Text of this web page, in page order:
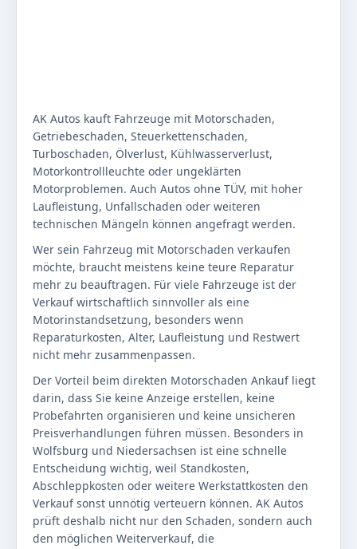
AK Autos kauft Fahrzeuge mit Motorschaden,
Getriebeschaden, Steuerkettenschaden,
Turboschaden, Ölverlust, Kühlwasserverlust,
Motorkontrollleuchte oder ungeklärten
Motorproblemen. Auch Autos ohne TÜV, mit hoher
Laufleistung, Unfallschaden oder weiteren
technischen Mängeln können angefragt werden.
Wer sein Fahrzeug mit Motorschaden verkaufen
möchte, braucht meistens keine teure Reparatur
mehr zu beauftragen. Für viele Fahrzeuge ist der
Verkauf wirtschaftlich sinnvoller als eine
Motorinstandsetzung, besonders wenn
Reparaturkosten, Alter, Laufleistung und Restwert
nicht mehr zusammenpassen.
Der Vorteil beim direkten Motorschaden Ankauf liegt
darin, dass Sie keine Anzeige erstellen, keine
Probefahrten organisieren und keine unsicheren
Preisverhandlungen führen müssen. Besonders in
Wolfsburg und Niedersachsen ist eine schnelle
Entscheidung wichtig, weil Standkosten,
Abschleppkosten oder weitere Werkstattkosten den
Verkauf sonst unnötig verteuern können. AK Autos
prüft deshalb nicht nur den Schaden, sondern auch
den möglichen Weiterverkauf, die